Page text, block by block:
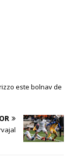
este bolnav de